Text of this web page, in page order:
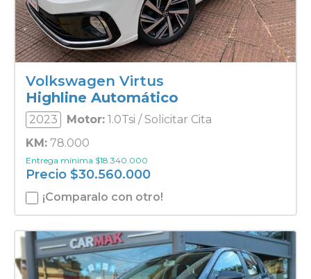
Volkswagen Virtus
Highline Automático
2023 Motor: 1.0Tsi / Solicitar Cita
KM: 78.000
Entrega mínima $18.340.000
Precio $30.560.000
¡Comparalo con otro!